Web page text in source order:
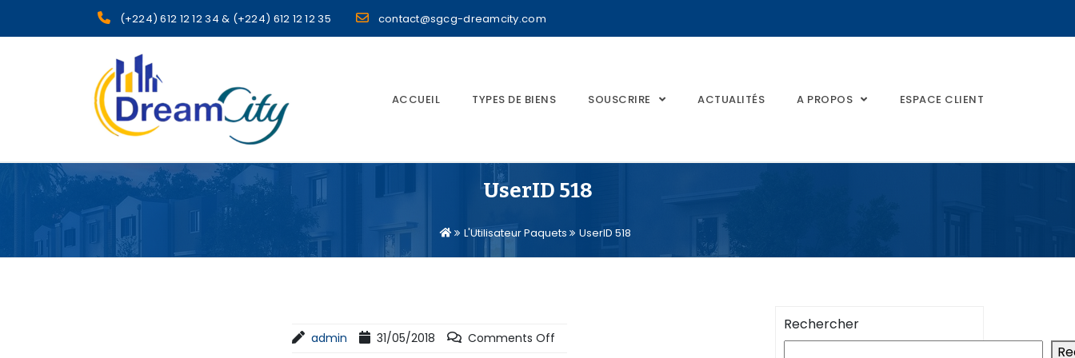
(+224) 612 12 12 34 & (+224) 612 12 12 35 contact@sgcg-dreamcity.com
sgcg dreamcity
ACCUEIL TYPES DE BIENS SOUSCRIRE ACTUALITÉS A PROPOS ESPACE CLIENT
UserID 518
L'Utilisateur Paquets UserID 518
admin 31/05/2018 Comments Off
Rechercher